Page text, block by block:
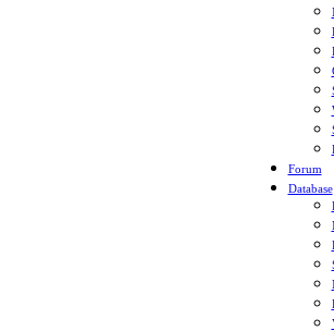
Forum
Database